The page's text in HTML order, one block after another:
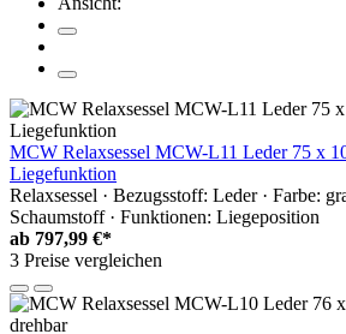
MCW Relaxsessel MCW-L11 Leder 75 x
Liegefunktion
Relaxsessel · Bezugsstoff: Leder · Farbe:
Schaumstoff · Funktionen: Liegeposition
ab 797,99 €*
3 Preise vergleichen